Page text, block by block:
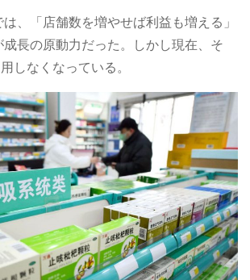
、「店舗数を増やせば利益も増える」
長の原動力だった。しかし現在、そ
しなくなっている。